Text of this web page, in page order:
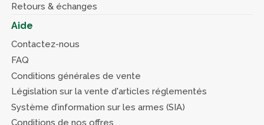
Retours & échanges
Aide
Contactez-nous
FAQ
Conditions générales de vente
Législation sur la vente d'articles réglementés
Système d’information sur les armes (SIA)
Conditions de nos offres